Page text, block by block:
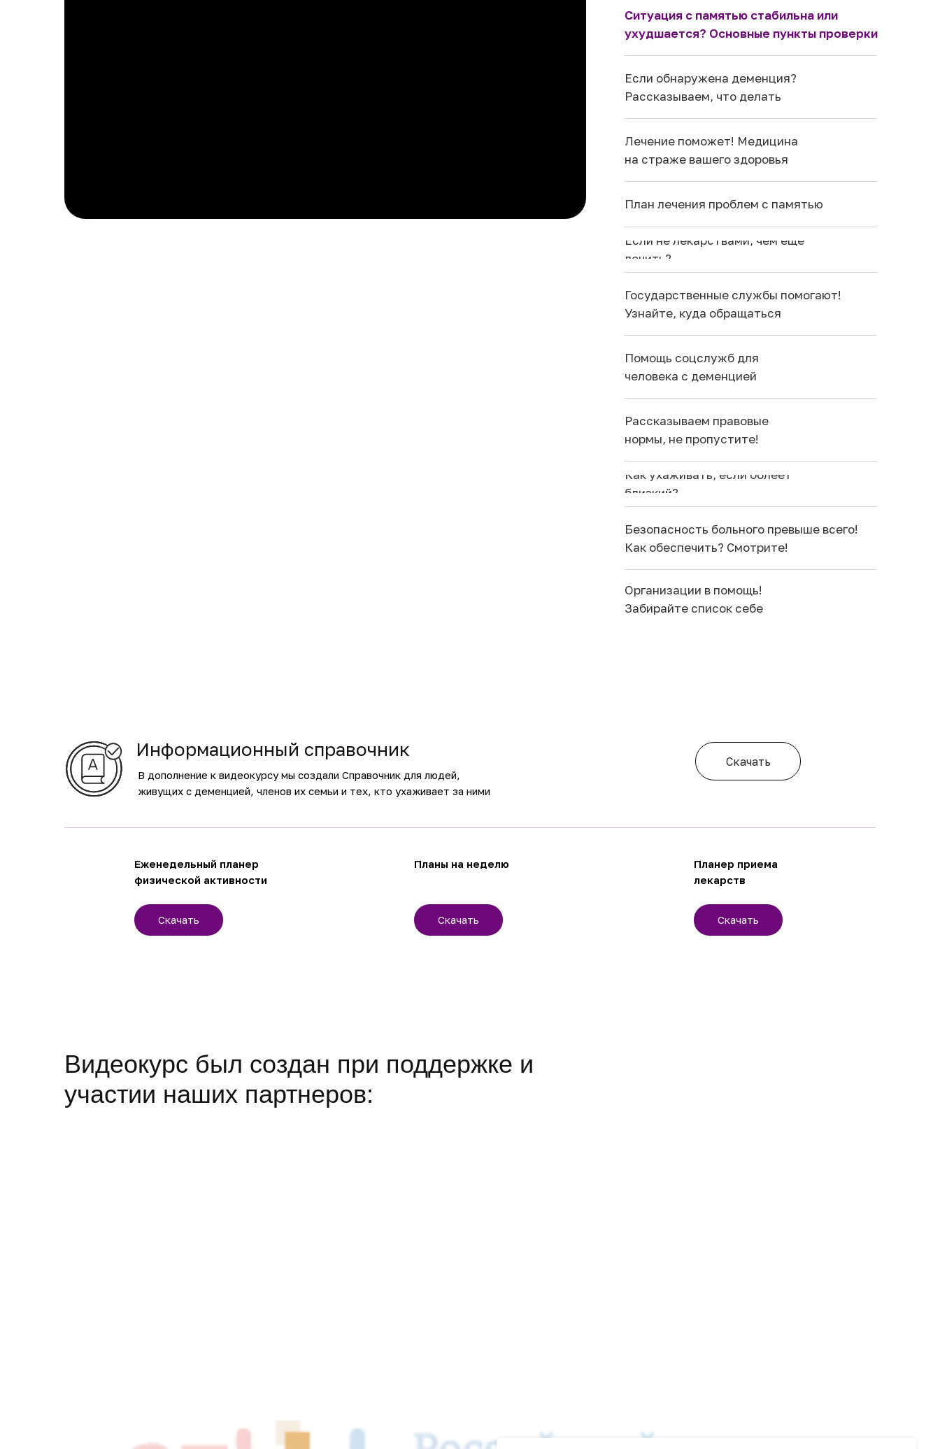
Ситуация с памятью стабильна или
ухудшается? Основные пункты проверки
Если обнаружена деменция?
Рассказываем, что делать
Лечение поможет! Медицина
на страже вашего здоровья
План лечения проблем с памятью
Если не лекарствами, чем еще
лечить?
Государственные службы помогают!
Узнайте, куда обращаться
Помощь соцслужб для
человека с деменцией
Рассказываем правовые
нормы, не пропустите!
Как ухаживать, если болеет
близкий?
Безопасность больного превыше всего!
Как обеспечить? Смотрите!
Организации в помощь!
Забирайте список себе
В дополнение к видеокурсу мы создали Справочник для людей,
живущих с деменцией, членов их семьи и тех, кто ухаживает за ними
Информационный справочник
Скачать
Скачать
Еженедельный планер
физической активности
Скачать
Планы на неделю
Скачать
Планер приема
лекарств
Видеокурс был создан при поддержке и
участии наших партнеров: